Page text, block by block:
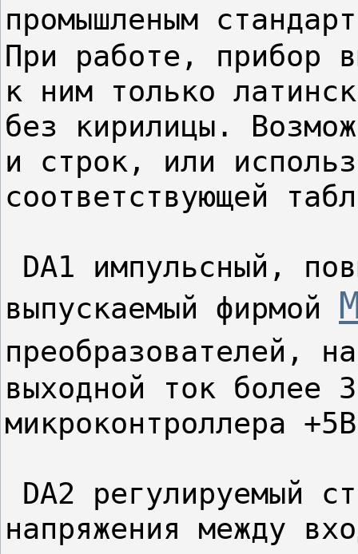
промышленым
При работе, прибор
к ним только
без кирилицы.
и строк, или
соответствующей
DA1 импульсный,
выпускаемый фирмой
преобразователей,
выходной ток
микроконтроллера
DA2 регулируемый
напряжения между